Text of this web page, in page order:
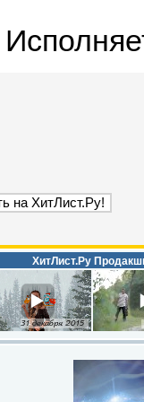
ХитЛист.Ру